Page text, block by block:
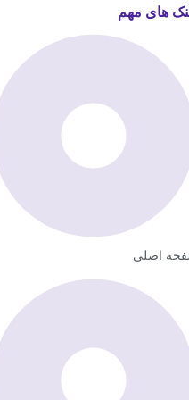
های مهم
اصلی